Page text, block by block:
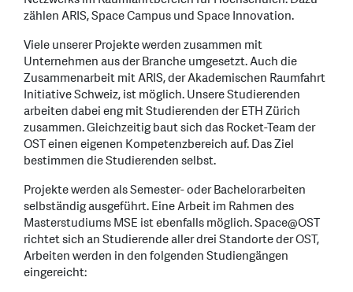
zählen ARIS, Space Campus und Space Innovation.
Viele unserer Projekte werden zusammen mit
Unternehmen aus der Branche umgesetzt. Auch die
Zusammenarbeit mit ARIS, der Akademischen Raumfahrt
Initiative Schweiz, ist möglich. Unsere Studierenden
arbeiten dabei eng mit Studierenden der ETH Zürich
zusammen. Gleichzeitig baut sich das Rocket-Team der
OST einen eigenen Kompetenzbereich auf. Das Ziel
bestimmen die Studierenden selbst.
Projekte werden als Semester- oder Bachelorarbeiten
selbständig ausgeführt. Eine Arbeit im Rahmen des
Masterstudiums MSE ist ebenfalls möglich. Space@OST
richtet sich an Studierende aller drei Standorte der OST,
Arbeiten werden in den folgenden Studiengängen
eingereicht: